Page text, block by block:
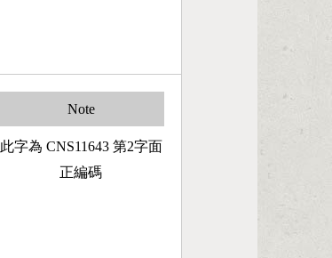
Note
此字為 CNS11643 第2字面
正編碼